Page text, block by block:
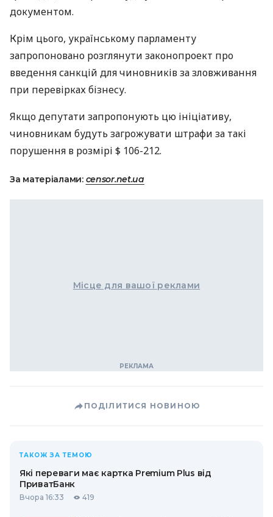
документом.
Крім цього, українському парламенту
запропоновано розглянути законопроект про
введення санкцій для чиновників за зловживання
при перевірках бізнесу.
Якщо депутати запропонують цю ініціативу,
чиновникам будуть загрожувати штрафи за такі
порушення в розмірі $ 106-212.
За матеріалами: censor.net.ua
Місце для вашої реклами
ПОДІЛИТИСЯ НОВИНОЮ
ТАКОЖ ЗА ТЕМОЮ
Які переваги має картка Premium Plus від
ПриватБанк
Вчора 16:33 419